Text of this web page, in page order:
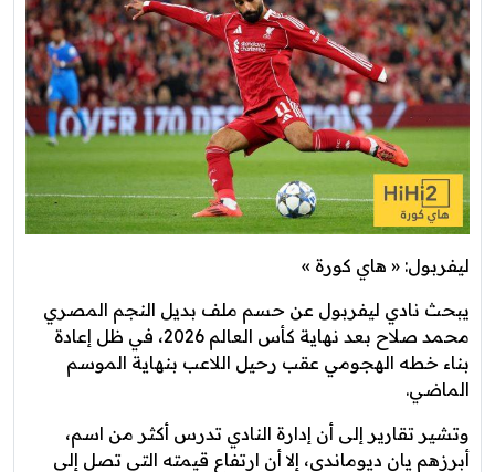
ليفربول: « هاي كورة »
يبحث نادي ليفربول عن حسم ملف بديل النجم المصري
محمد صلاح بعد نهاية كأس العالم 2026، في ظل إعادة
بناء خطه الهجومي عقب رحيل اللاعب بنهاية الموسم
الماضي.
وتشير تقارير إلى أن إدارة النادي تدرس أكثر من اسم،
أبرزهم يان ديوماندي، إلا أن ارتفاع قيمته التي تصل إلى